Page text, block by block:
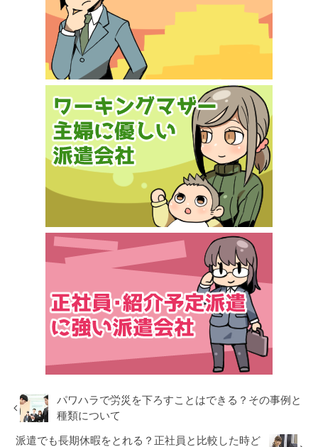
パワハラで労災を下ろすことはできる？その事例と
種類について
派遣でも長期休暇をとれる？正社員と比較した時ど